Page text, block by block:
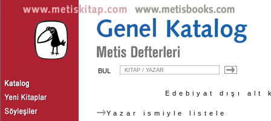
BUL
Edebiyat dışı
Yazar ismiyle listele